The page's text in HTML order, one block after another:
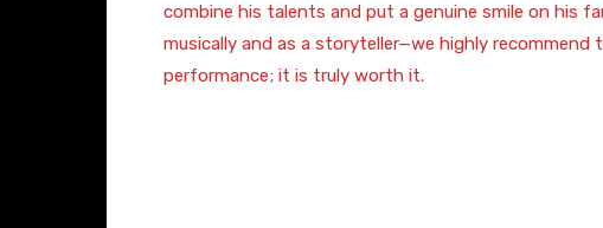
combine his talents and put a genuine smile on his
musically and as a storyteller—we highly
performance; it is truly worth it.